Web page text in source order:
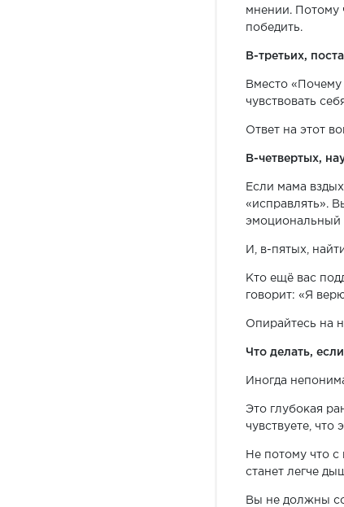
мнении. Потому
победить.
В-третьих,
Вместо «Почему
чувствовать
Ответ на этот
В-четвертых,
Если мама
«исправлять».
эмоциональный
И, в-пятых,
Кто ещё вас
говорит: «Я
Опирайтесь на
Что делать,
Иногда
Это глубокая
чувствуете, что
Не потому что с
станет легче
Вы не должны